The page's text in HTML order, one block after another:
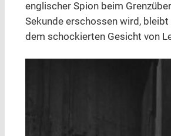
englischer Spion beim
Sekunde erschossen wird,
dem schockierten Gesicht von